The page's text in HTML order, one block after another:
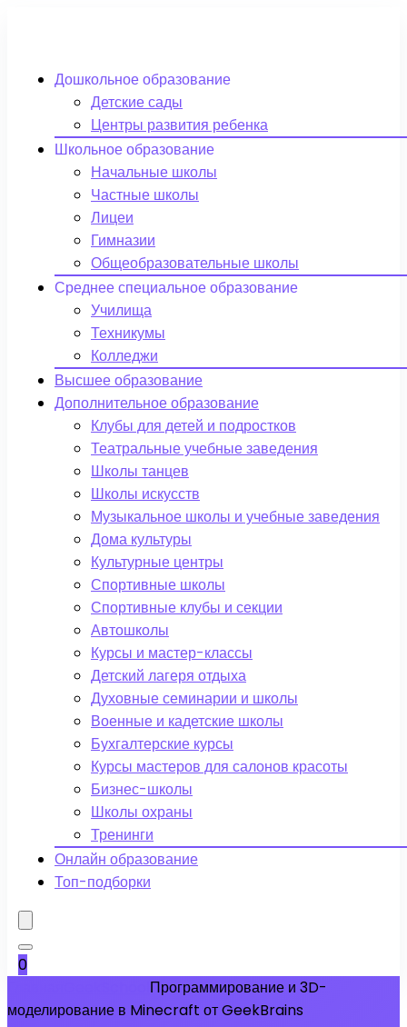
Дошкольное образование
Детские сады
Центры развития ребенка
Школьное образование
Начальные школы
Частные школы
Лицеи
Гимназии
Общеобразовательные школы
Среднее специальное образование
Училища
Техникумы
Колледжи
Высшее образование
Дополнительное образование
Клубы для детей и подростков
Театральные учебные заведения
Школы танцев
Школы искусств
Музыкальное школы и учебные заведения
Дома культуры
Культурные центры
Спортивные школы
Спортивные клубы и секции
Автошколы
Курсы и мастер-классы
Детский лагеря отдыха
Духовные семинарии и школы
Военные и кадетские школы
Бухгалтерские курсы
Курсы мастеров для салонов красоты
Бизнес-школы
Школы охраны
Тренинги
Онлайн образование
Топ-подборки
0
Программирование и 3D-
моделирование в Minecraft от GeekBrains